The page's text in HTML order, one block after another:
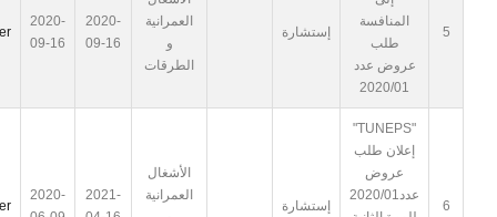
5
المنافسة
طلب
عروض عدد
2020/01
إستشارة
العمرانية
و
الطرقات
2020-
09-16
2020-
09-16
6
"TUNEPS"
إعلان طلب
عروض
عدد2020/01
إستشارة
الأشغال
العمرانية
2021-
2020-